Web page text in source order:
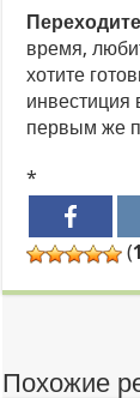
время,
хотите
инвестиция
первым же
*
(1
Похожие